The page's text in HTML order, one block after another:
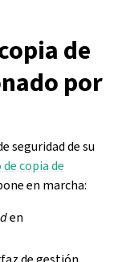
de
por
seguridad de su
copia de
en marcha:
en